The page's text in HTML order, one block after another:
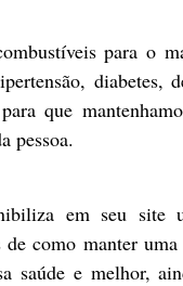
para o
que
pessoa.
em seu site
como manter
saúde e melhor,